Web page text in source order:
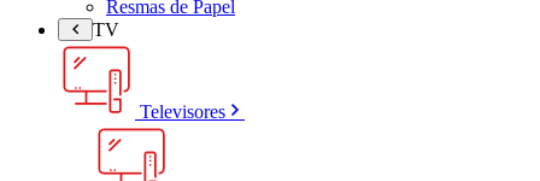
Resmas de Papel
TV
Televisores